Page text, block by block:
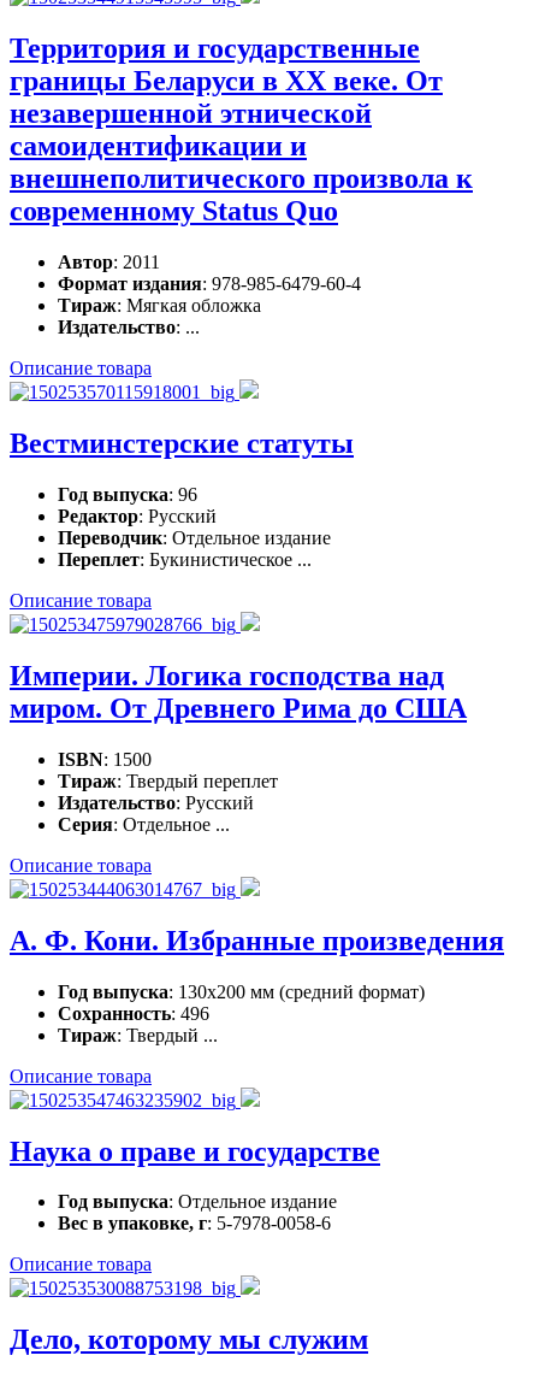
Территория и государственные
границы Беларуси в XX веке. От
незавершенной этнической
самоидентификации и
внешнеполитического произвола к
современному Status Quo
Автор: 2011
Формат издания: 978-985-6479-60-4
Тираж: Мягкая обложка
Издательство: ...
Описание товара
Вестминстерские статуты
Год выпуска: 96
Редактор: Русский
Переводчик: Отдельное издание
Переплет: Букинистическое ...
Описание товара
Империи. Логика господства над
миром. От Древнего Рима до США
ISBN: 1500
Тираж: Твердый переплет
Издательство: Русский
Серия: Отдельное ...
Описание товара
А. Ф. Кони. Избранные произведения
Год выпуска: 130х200 мм (средний формат)
Сохранность: 496
Тираж: Твердый ...
Описание товара
Наука о праве и государстве
Год выпуска: Отдельное издание
Вес в упаковке, г: 5-7978-0058-6
Описание товара
Дело, которому мы служим